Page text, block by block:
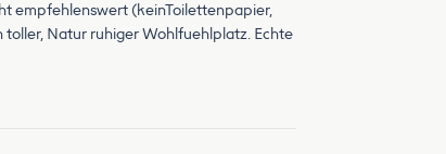
empfehlenswert (keinToilettenpapier,
toller, Natur ruhiger Wohlfuehlplatz. Echte